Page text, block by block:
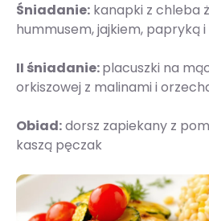
Śniadanie: kanapki z chleba
hummusem, jajkiem, papryką
II śniadanie:placuszki na
orkiszowej z malinami i
Obiad:dorsz zapiekany z
kaszą pęczak